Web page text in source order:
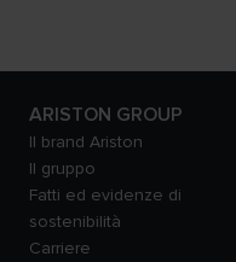
ARISTON GROUP
Il brand Ariston
Il gruppo
Fatti ed evidenze di
sostenibilità
Carriere